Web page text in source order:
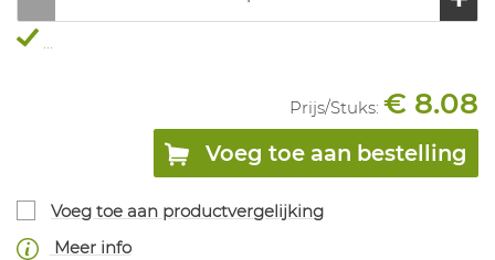
...
Prijs/Stuks: € 8.08
Voeg toe aan bestelling
Voeg toe aan productvergelijking
Meer info